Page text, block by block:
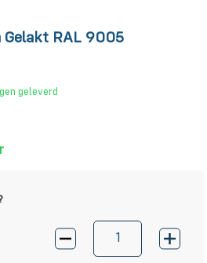
Gelakt RAL 9005
geleverd